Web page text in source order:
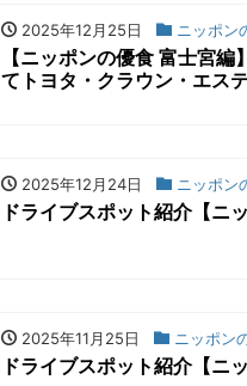
2025年12月25日 ニッポン
【ニッポンの優食 富士宮
てトヨタ・クラウン・エス
2025年12月24日 ニッポン
ドライブスポット紹介【ニ
2025年11月25日 ニッポン
ドライブスポット紹介【ニ